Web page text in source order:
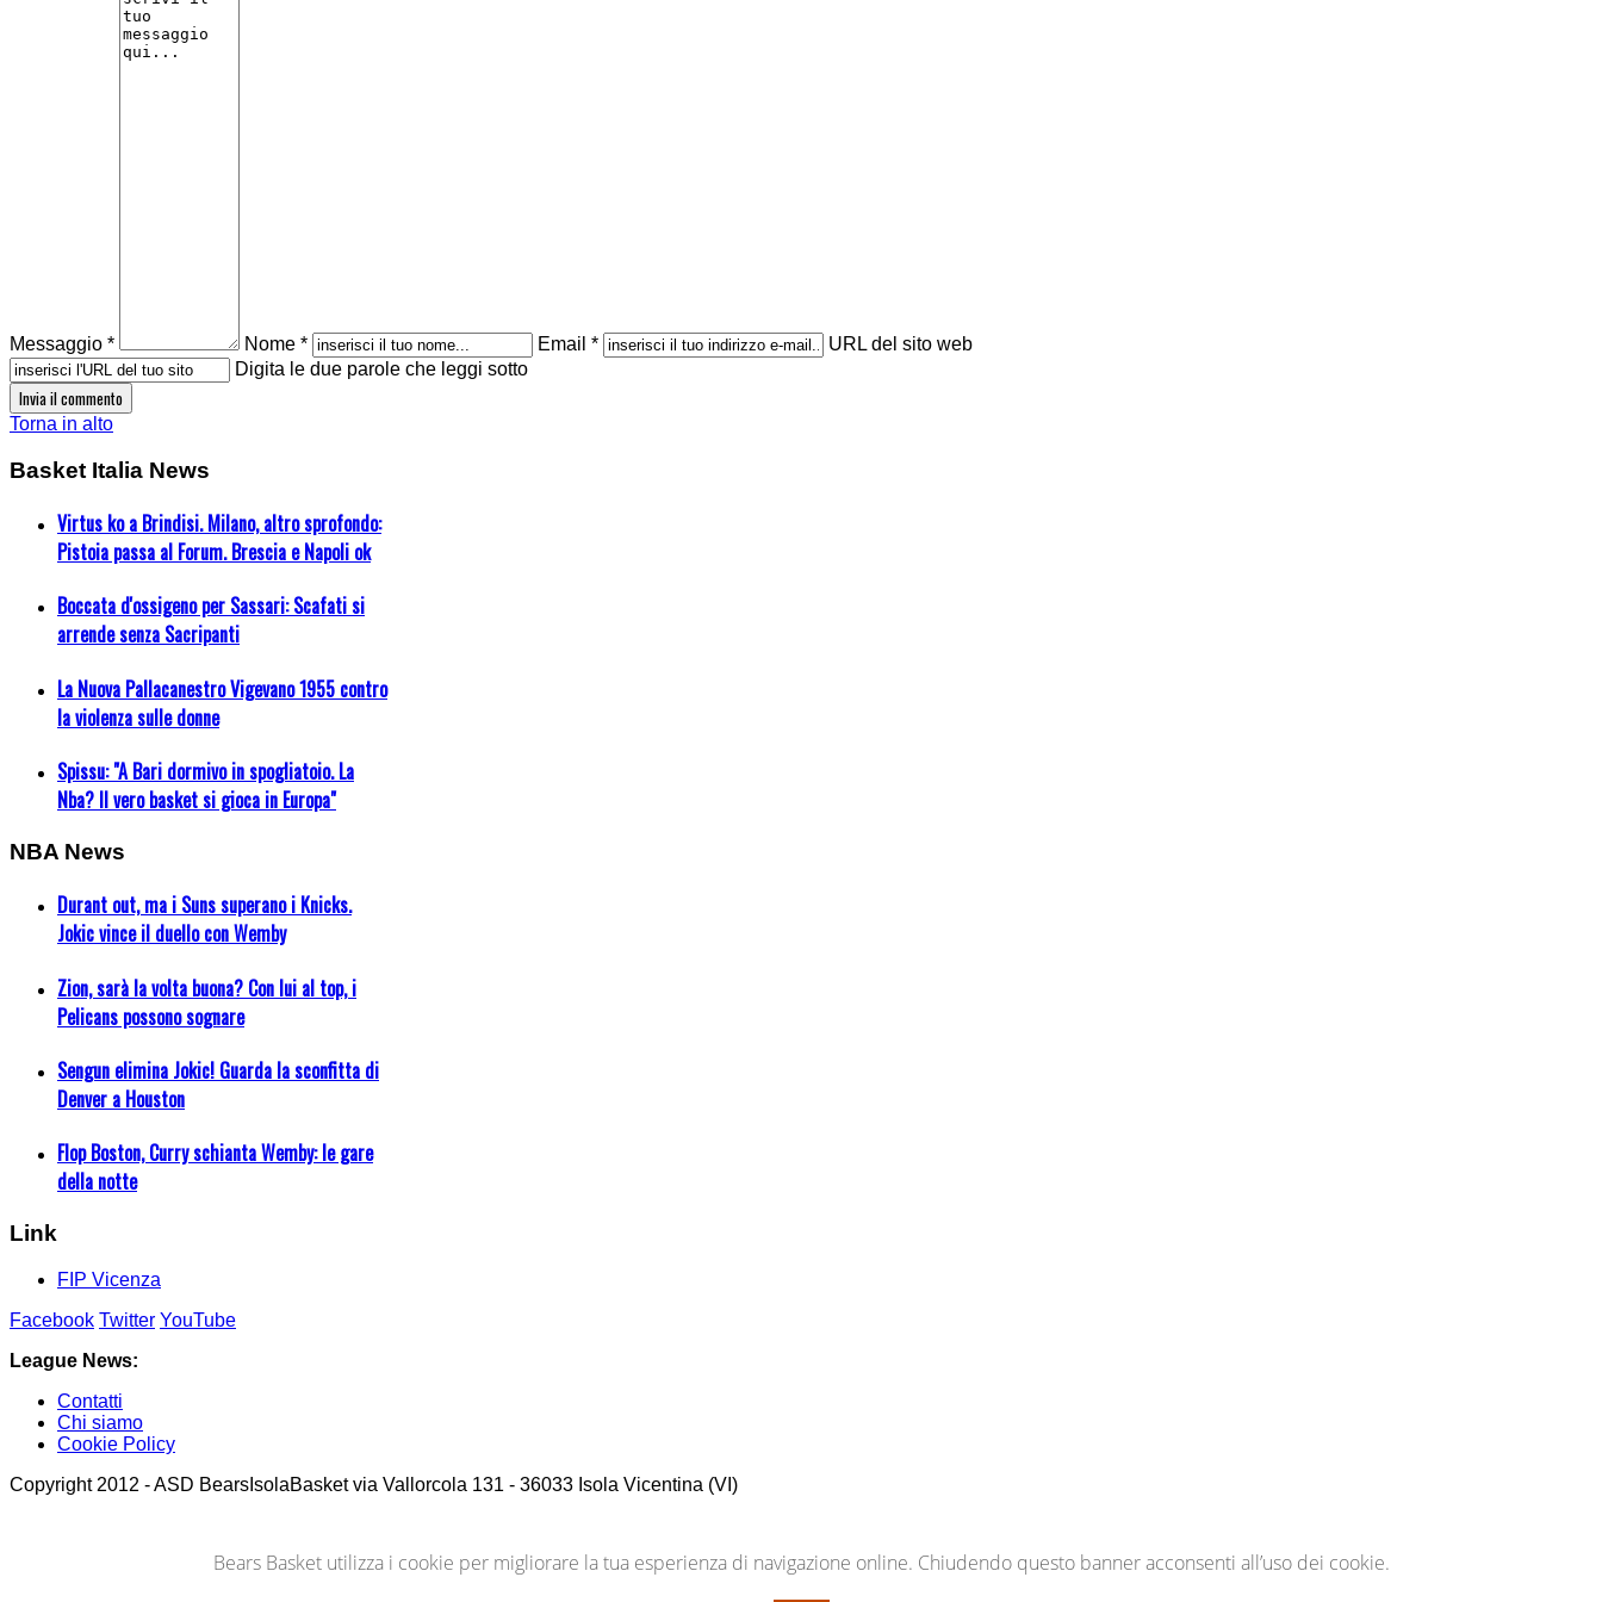
Messaggio * Nome * Email *
URL del sito web
Digita le due parole che leggi sotto
Torna in alto
Basket Italia News
Virtus ko a Brindisi. Milano, altro sprofondo:
Pistoia passa al Forum. Brescia e Napoli ok
Boccata d'ossigeno per Sassari: Scafati si
arrende senza Sacripanti
La Nuova Pallacanestro Vigevano 1955 contro
la violenza sulle donne
Spissu: "A Bari dormivo in spogliatoio. La
Nba? Il vero basket si gioca in Europa"
NBA News
Durant out, ma i Suns superano i Knicks.
Jokic vince il duello con Wemby
Zion, sarà la volta buona? Con lui al top, i
Pelicans possono sognare
Sengun elimina Jokic! Guarda la sconfitta di
Denver a Houston
Flop Boston, Curry schianta Wemby: le gare
della notte
Link
FIP Vicenza
Facebook Twitter YouTube
League News:
Contatti
Chi siamo
Cookie Policy
Copyright 2012 - ASD BearsIsolaBasket via Vallorcola 131 - 36033 Isola Vicentina (VI)
Bears Basket utilizza i cookie per migliorare la tua esperienza di navigazione online. Chiudendo questo banner acconsenti all’uso dei cookie.